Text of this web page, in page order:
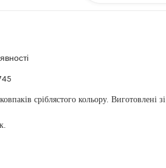
сріблястого кольору. Виготовлені зі